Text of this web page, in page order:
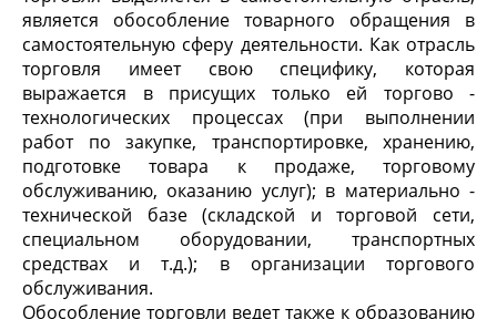
является обособление товарного обращения в
самостоятельную сферу деятельности. Как отрасль
торговля имеет свою специфику, которая
выражается в присущих только ей торгово -
технологических процессах (при выполнении
работ по закупке, транспортировке, хранению,
подготовке товара к продаже, торговому
обслуживанию, оказанию услуг); в материально -
технической базе (складской и торговой сети,
специальном оборудовании, транспортных
средствах и т.д.); в организации торгового
обслуживания.
Обособление торговли ведет также к образованию